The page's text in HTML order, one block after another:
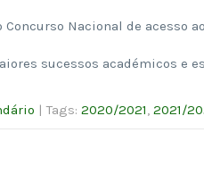
Concurso Nacional de
sucessos académicos e
| Tags: 2020/2021, 2021/